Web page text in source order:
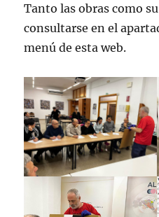
Tanto las obras como
consultarse en el
menú de esta web.